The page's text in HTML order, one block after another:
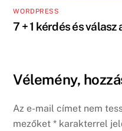
WORDPRESS
7 + 1 kérdés és
Vélemény,
Az e-mail címet nem
mezőket* karakterrel